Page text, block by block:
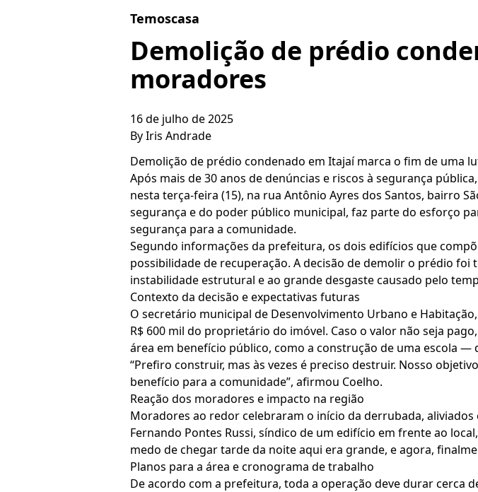
Temoscasa
Demolição de prédio
moradores
16 de julho de 2025
ByIris Andrade
Demolição de prédio condenado em Itajaí marca o fim de uma
Após mais de 30 anos de denúncias e riscos à segurança
nesta terça-feira (15), na rua Antônio Ayres dos Santos, bairro
segurança e do poder público municipal, faz parte do esforço
segurança para a comunidade.
Segundo informações da prefeitura, os dois edifícios que
possibilidade de recuperação. A decisão de demolir o prédio
instabilidade estrutural e ao grande desgaste causado pelo
Contexto da decisão e expectativas futuras
O secretário municipal de Desenvolvimento Urbano e
R$ 600 mil do proprietário do imóvel. Caso o valor não seja
área em benefício público, como a construção de uma escola
“Prefiro construir, mas às vezes é preciso destruir. Nosso
benefício para a comunidade”, afirmou Coelho.
Reação dos moradores e impacto na região
Moradores ao redor celebraram o início da derrubada,
Fernando Pontes Russi, síndico de um edifício em frente ao
medo de chegar tarde da noite aqui era grande, e agora,
Planos para a área e cronograma de trabalho
De acordo com a prefeitura, toda a operação deve durar cerca